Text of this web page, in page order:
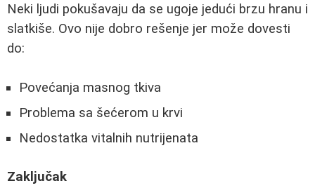
Neki ljudi pokušavaju da se ugoje jedući brzu hranu i
slatkiše. Ovo nije dobro rešenje jer može dovesti
do:
Povećanja masnog tkiva
Problema sa šećerom u krvi
Nedostatka vitalnih nutrijenata
Zaključak